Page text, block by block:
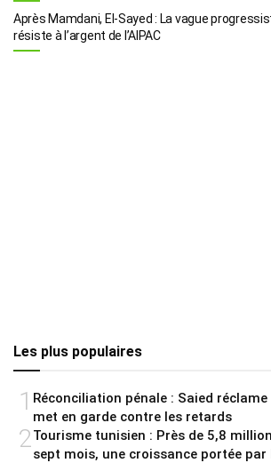
Après Mamdani, El-Sayed : La vague
résiste à l’argent de l’AIPAC
Les plus populaires
1 Réconciliation pénale : Saied
met en garde contre les retards
2Tourisme tunisien : Près de 5,8
sept mois, une croissance portée par